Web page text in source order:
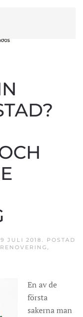
9 JULI 2018. POSTAD
RENOVERING,
En av de
första
sakerna man